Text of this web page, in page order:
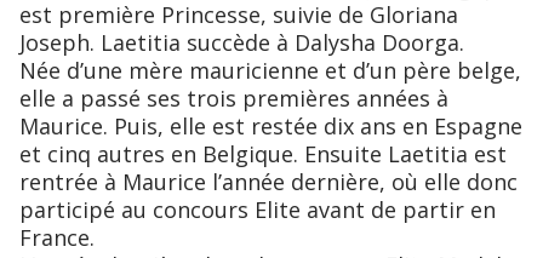
est première Princesse, suivie de Gloriana
Joseph. Laetitia succède à Dalysha Doorga.
Née d’une mère mauricienne et d’un père belge,
elle a passé ses trois premières années à
Maurice. Puis, elle est restée dix ans en Espagne
et cinq autres en Belgique. Ensuite Laetitia est
rentrée à Maurice l’année dernière, où elle donc
participé au concours Elite avant de partir en
France.